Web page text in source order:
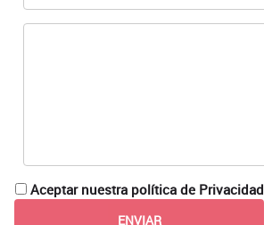
Aceptar nuestra política de Privacidad